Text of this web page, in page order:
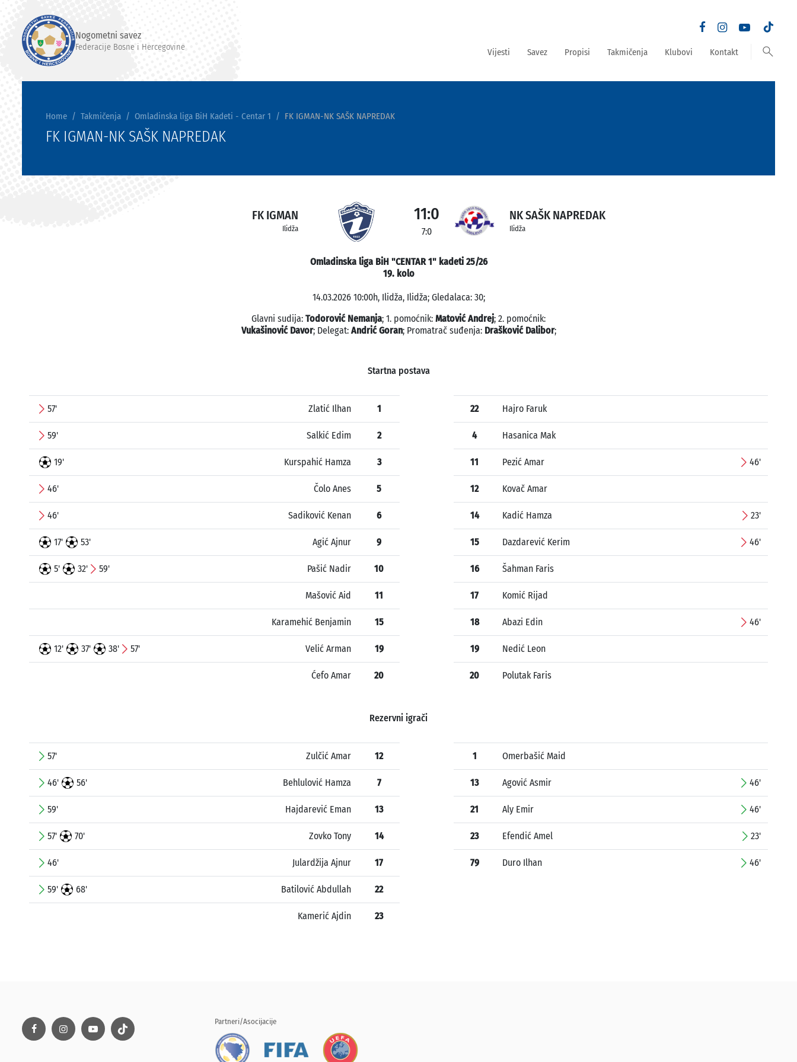
Nogometni savez
Federacije Bosne i Hercegovine Vijesti Savez Propisi Takmičenja Klubovi Kontakt search
Home Takmičenja Omladinska liga BiH Kadeti - Centar 1 FK IGMAN-NK SAŠK NAPREDAK
FK IGMAN-NK SAŠK NAPREDAK
FK IGMAN
Ilidža
11:0
7:0
NK SAŠK NAPREDAK
Ilidža
Omladinska liga BiH "CENTAR 1" kadeti 25/26
19. kolo
14.03.2026 10:00h, Ilidža, Ilidža; Gledalaca: 30;
Glavni sudija: Todorović Nemanja; 1. pomoćnik: Matović Andrej; 2. pomoćnik:
Vukašinović Davor; Delegat: Andrić Goran; Promatrač suđenja: Drašković Dalibor;
Startna postava
57' Zlatić Ilhan 1
59' Salkić Edim 2
19' Kurspahić Hamza 3
46' Čolo Anes 5
46' Sadiković Kenan 6
17' 53' Agić Ajnur 9
5' 32' 59' Pašić Nadir 10
Mašović Aid 11
Karamehić Benjamin 15
12' 37' 38' 57' Velić Arman 19
Ćefo Amar 20
22 Hajro Faruk
4 Hasanica Mak
11 Pezić Amar 46'
12 Kovač Amar
14 Kadić Hamza 23'
15 Dazdarević Kerim 46'
16 Šahman Faris
17 Komić Rijad
18 Abazi Edin 46'
19 Nedić Leon
20 Polutak Faris
Rezervni igrači
57' Zulčić Amar 12
46' 56' Behlulović Hamza 7
59' Hajdarević Eman 13
57' 70' Zovko Tony 14
46' Julardžija Ajnur 17
59' 68' Batilović Abdullah 22
Kamerić Ajdin 23
1 Omerbašić Maid
13 Agović Asmir 46'
21 Aly Emir 46'
23 Efendić Amel 23'
79 Duro Ilhan 46'
Partneri/Asocijacije